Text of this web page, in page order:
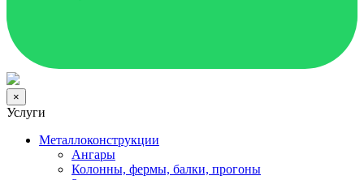
×
Услуги
Металлоконструкции
Ангары
Колонны, фермы, балки, прогоны